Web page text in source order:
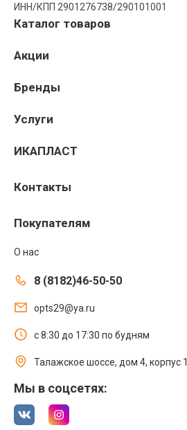
ИНН/КПП 2901276738/290101001
Каталог товаров
Акции
Бренды
Услуги
ИКАПЛАСТ
Контакты
Покупателям
О нас
8 (8182)46-50-50
opts29@ya.ru
с 8:30 до 17:30 по будням
Талажское шоссе, дом 4, корпус 1
Мы в соцсетях: